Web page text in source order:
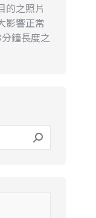
的之照片
影響正常
鐘長度之